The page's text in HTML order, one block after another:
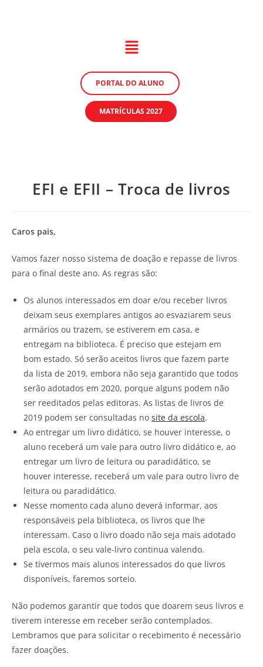
PORTAL DO ALUNO
MATRÍCULAS 2027
EFI e EFII – Troca de livros
Caros pais,
Vamos fazer nosso sistema de doação e repasse de livros
para o final deste ano. As regras são:
Os alunos interessados em doar e/ou receber livros
deixam seus exemplares antigos ao esvaziarem seus
armários ou trazem, se estiverem em casa, e
entregam na biblioteca. É preciso que estejam em
bom estado. Só serão aceitos livros que fazem parte
da lista de 2019, embora não seja garantido que todos
serão adotados em 2020, porque alguns podem não
ser reeditados pelas editoras. As listas de livros de
2019 podem ser consultadas no site da escola.
Ao entregar um livro didático, se houver interesse, o
aluno receberá um vale para outro livro didático e, ao
entregar um livro de leitura ou paradidático, se
houver interesse, receberá um vale para outro livro de
leitura ou paradidático.
Nesse momento cada aluno deverá informar, aos
responsáveis pela biblioteca, os livros que lhe
interessam. Caso o livro doado não seja mais adotado
pela escola, o seu vale-livro continua valendo.
Se tivermos mais alunos interessados do que livros
disponíveis, faremos sorteio.
Não podemos garantir que todos que doarem seus livros e
tiverem interesse em receber serão contemplados.
Lembramos que para solicitar o recebimento é necessário
fazer doações.